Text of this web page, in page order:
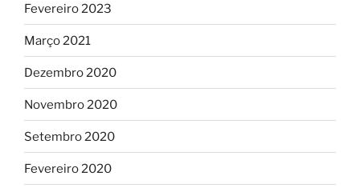
Fevereiro 2023
Março 2021
Dezembro 2020
Novembro 2020
Setembro 2020
Fevereiro 2020